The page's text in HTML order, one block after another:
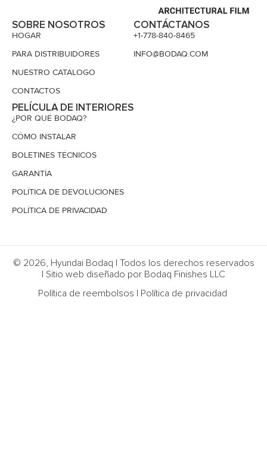
SOBRE NOSOTROS
HOGAR
PARA DISTRIBUIDORES
NUESTRO CATÁLOGO
CONTACTOS
PELÍCULA DE INTERIORES
¿POR QUÉ BODAQ?
CÓMO INSTALAR
BOLETINES TÉCNICOS
GARANTÍA
POLÍTICA DE DEVOLUCIONES
POLÍTICA DE PRIVACIDAD
CONTÁCTANOS
+1-778-840-8465
INFO@BODAQ.COM
© 2026, Hyundai Bodaq | Todos los derechos reservados
| Sitio web diseñado por Bodaq Finishes LLC
Política de reembolsos | Política de privacidad